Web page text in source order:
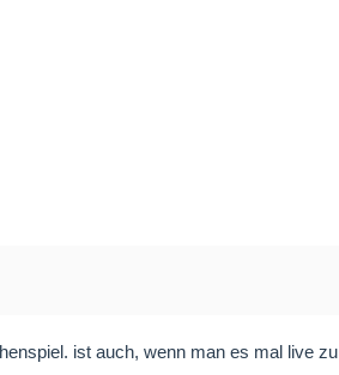
ist auch, wenn man es mal live zu